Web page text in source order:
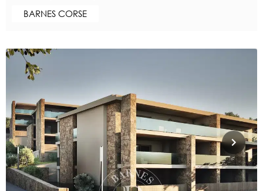
BARNES CORSE